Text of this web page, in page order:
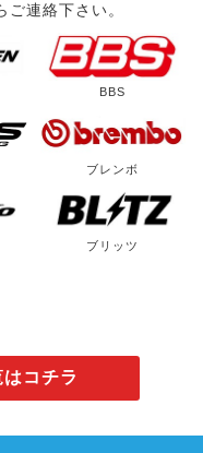
連絡下さい。
BBS
ブレンボ
ブリッツ
コチラ